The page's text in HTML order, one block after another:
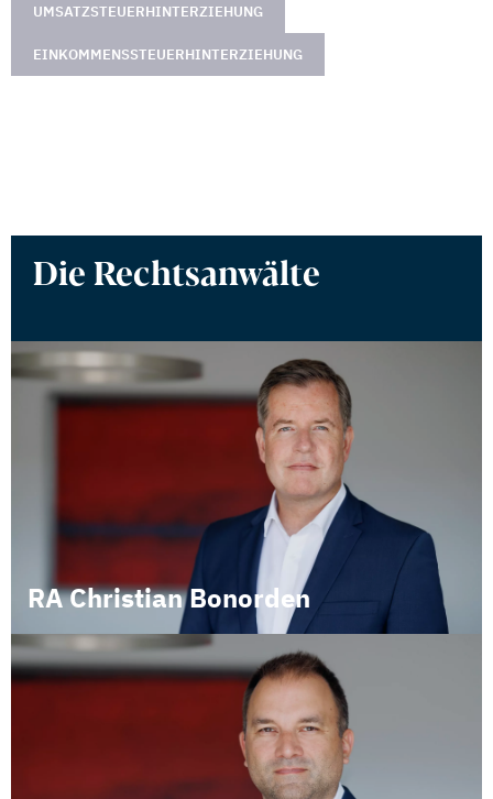
UMSATZSTEUERHINTERZIEHUNG
EINKOMMENSSTEUERHINTERZIEHUNG
Die Rechtsanwälte
RA Christian Bonorden